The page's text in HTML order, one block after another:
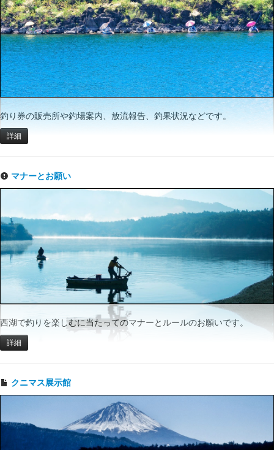
釣り券の販売所や釣場案内、放流報告、釣果状況などです。
詳細
マナーとお願い
西湖で釣りを楽しむに当たってのマナーとルールのお願いです。
詳細
クニマス展示館